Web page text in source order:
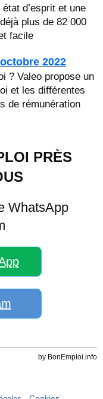
d’esprit et une
plus de 82 000
facile
2022
? Valeo propose un
et les différentes
de rémunération
PRÈS
WhatsApp
by BonEmploi.info